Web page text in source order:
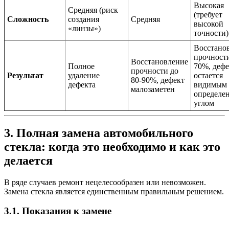
Сложность
Средняя (риск
создания
«линзы»)
Средняя
Высокая
(требует
высокой
точности)
Результат
Полное
удаление
дефекта
Восстановление
прочности до
80-90%, дефект
малозаметен
70%,
остается
видимым
углом
3. Полная замена автомобильного
стекла: когда это необходимо и как это
делается
В ряде случаев ремонт нецелесообразен или невозможен.
Замена стекла является единственным правильным решением.
3.1. Показания к замене